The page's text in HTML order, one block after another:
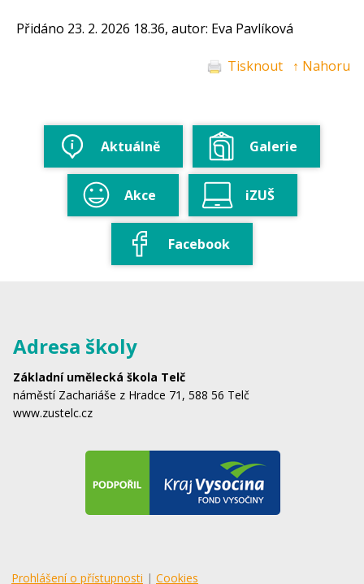
Přidáno 23. 2. 2026 18.36, autor: Eva Pavlíková
Tisknout ↑ Nahoru
Aktuálně Galerie
Akce iZUŠ
Facebook
Adresa školy
Základní umělecká škola Telč
náměstí Zachariáše z Hradce 71, 588 56 Telč
www.zustelc.cz
Prohlášení o přístupnosti | Cookies